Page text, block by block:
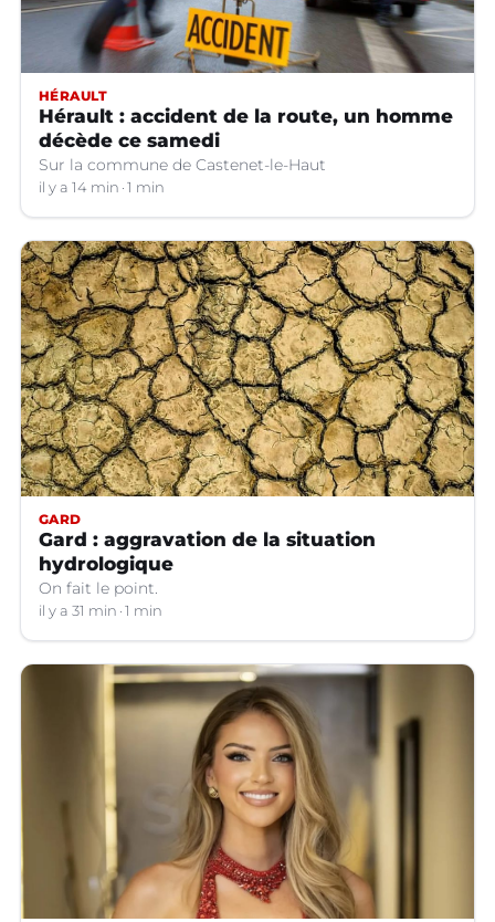
HÉRAULT
Hérault : accident de la route, un homme
décède ce samedi
Sur la commune de Castenet-le-Haut
il y a 14 min 1 min
GARD
Gard : aggravation de la situation
hydrologique
On fait le point.
il y a 31 min 1 min